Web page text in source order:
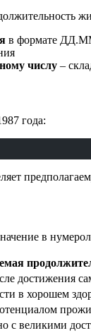
в формате
числу –
года:
в
достижения
в хорошем
с великими